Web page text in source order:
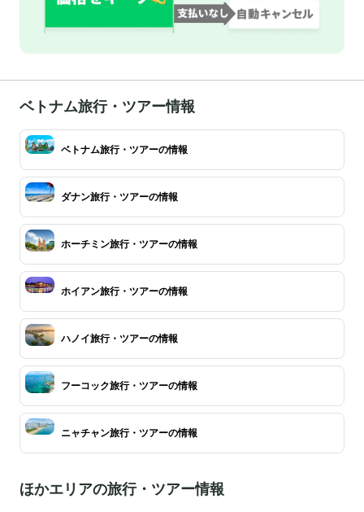
ベトナム旅行・ツアー情報
ベトナム旅行・ツアーの情報
ダナン旅行・ツアーの情報
ホーチミン旅行・ツアーの情報
ホイアン旅行・ツアーの情報
ハノイ旅行・ツアーの情報
フーコック旅行・ツアーの情報
ニャチャン旅行・ツアーの情報
ほかエリアの旅行・ツアー情報